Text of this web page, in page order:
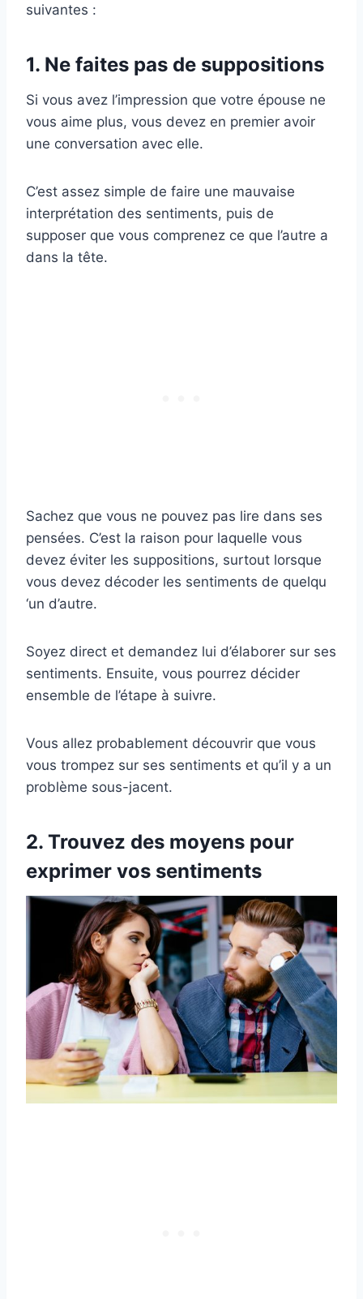
suivantes :
1. Ne faites pas de suppositions
Si vous avez l’impression que votre épouse ne
vous aime plus, vous devez en premier avoir
une conversation avec elle.
C’est assez simple de faire une mauvaise
interprétation des sentiments, puis de
supposer que vous comprenez ce que l’autre a
dans la tête.
Sachez que vous ne pouvez pas lire dans ses
pensées. C’est la raison pour laquelle vous
devez éviter les suppositions, surtout lorsque
vous devez décoder les sentiments de quelqu
‘un d’autre.
Soyez direct et demandez lui d’élaborer sur ses
sentiments. Ensuite, vous pourrez décider
ensemble de l’étape à suivre.
Vous allez probablement découvrir que vous
vous trompez sur ses sentiments et qu’il y a un
problème sous-jacent.
2. Trouvez des moyens pour
exprimer vos sentiments